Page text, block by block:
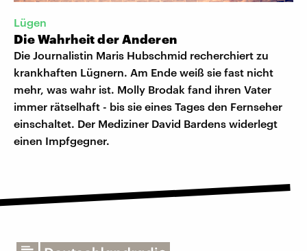
Lügen
Die Wahrheit der Anderen
Die Journalistin Maris Hubschmid recherchiert zu
krankhaften Lügnern. Am Ende weiß sie fast nicht
mehr, was wahr ist. Molly Brodak fand ihren Vater
immer rätselhaft - bis sie eines Tages den Fernseher
einschaltet. Der Mediziner David Bardens widerlegt
einen Impfgegner.